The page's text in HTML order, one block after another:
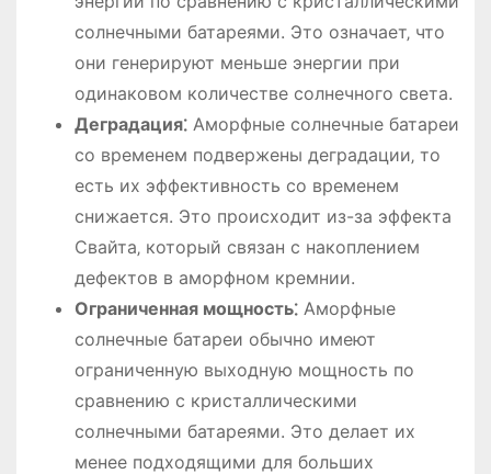
солнечными батареями. Это означает‚ что
они генерируют меньше энергии при
одинаковом количестве солнечного света.
Деградация⁚Аморфные солнечные батареи
со временем подвержены деградации‚ то
есть их эффективность со временем
снижается. Это происходит из-за эффекта
Свайта‚ который связан с накоплением
дефектов в аморфном кремнии.
Ограниченная мощность⁚Аморфные
солнечные батареи обычно имеют
ограниченную выходную мощность по
сравнению с кристаллическими
солнечными батареями. Это делает их
менее подходящими для больших